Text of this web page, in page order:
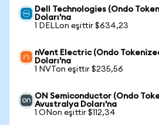
Dell Technologies (Ondo
Doları'na
1 DELLon eşittir $634,23
nVent Electric (Ondo
Doları'na
1 NVTon eşittir $235,56
ON Semiconductor (Ondo
Avustralya Doları'na
1 ONon eşittir $112,34